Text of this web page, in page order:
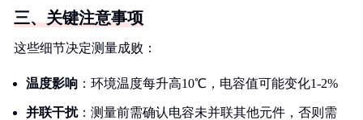
三、关键注意事项
这些细节决定测量成败：
温度影响 ：环境温度每升高10℃，电容值可能变化1-2%
并联干扰：测量前需确认电容未并联其他元件，否则需